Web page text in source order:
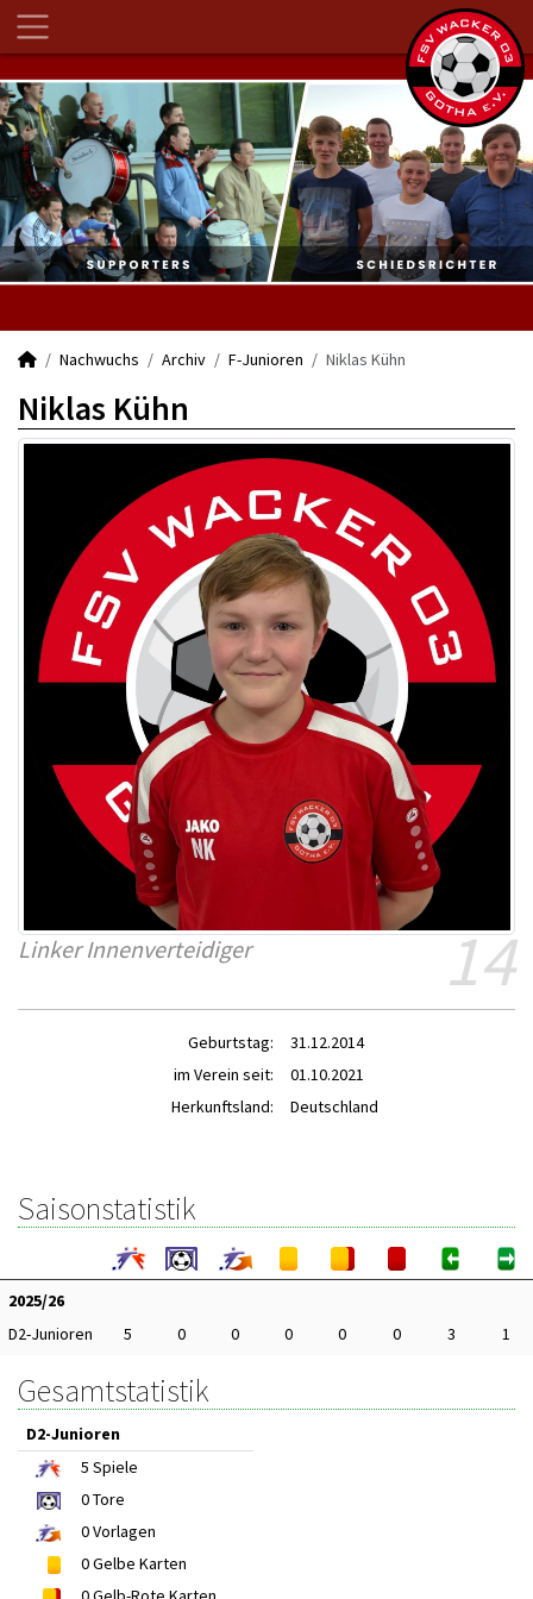
Nachwuchs Archiv F-Junioren Niklas Kühn
Niklas Kühn
14
Linker Innenverteidiger
Geburtstag:
31.12.2014
im Verein seit:
01.10.2021
Herkunftsland:
Deutschland
Saisonstatistik
2025/26
D2-Junioren
5 0 0 0 0 0 3 1
Gesamtstatistik
D2-Junioren
5 Spiele
0Tore
0Vorlagen
0Gelbe Karten